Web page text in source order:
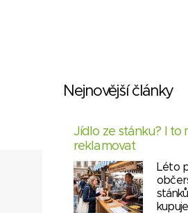
Nejnovější články
Jídlo ze stánku? I to
reklamovat
Léto